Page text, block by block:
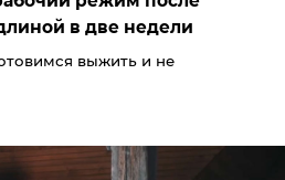
в две недели
выжить и не